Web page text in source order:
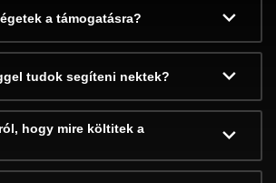
a támogatásra?
tudok segíteni nektek?
hogy mire költitek a